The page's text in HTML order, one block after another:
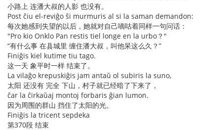
小路上 连潘大叔的人影 也没有。
Post ĉiu el-reviĝo ŝi murmuris al si la saman demandon:
每次她感到失望的以后，她就对自己嘀咕着同样一句问话：
"Pro kio Onklo Pan restis tiel longe en la urbo？"
“有什么事 在县城里 缠住潘大叔，叫他呆这么久？”
Finiĝis kiel kutime tiu tago.
这一天 象平时一样 结束了。
La vilaĝo krepuskiĝis jam antaŭ ol subiris la suno,
太阳 还没有 完全 下山，村子就已经暗了下来了，
ĉar la ĉirkaŭaj montoj forbaris ĝian lumon.
因为周围的群山 挡住了太阳的光。
Finiĝis la tricent sepdeka
第370段 结束